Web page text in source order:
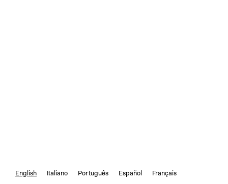
English Italiano Português Español Français